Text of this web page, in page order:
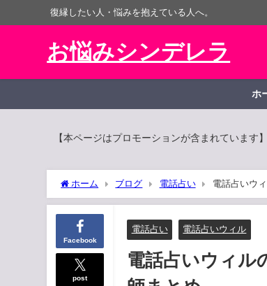
復縁したい人・悩みを抱えている人へ。
お悩みシンデレラ
ホ
【本ページはプロモーションが含まれています】
ホーム ブログ 電話占い 電話占いウ
Facebook
post
電話占い 電話占いウィル
電話占いウィル